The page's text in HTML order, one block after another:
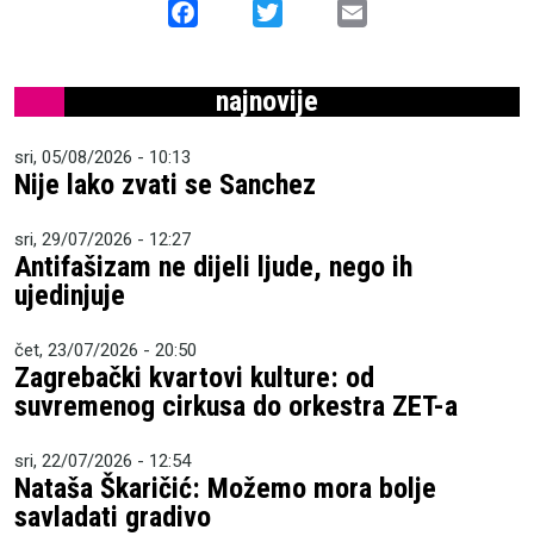
Facebook
najnovije
sri, 05/08/2026 - 10:13
Nije lako zvati se Sanchez
sri, 29/07/2026 - 12:27
Antifašizam ne dijeli ljude, nego ih
ujedinjuje
čet, 23/07/2026 - 20:50
Zagrebački kvartovi kulture: od
suvremenog cirkusa do orkestra ZET-a
sri, 22/07/2026 - 12:54
Nataša Škaričić: Možemo mora bolje
savladati gradivo